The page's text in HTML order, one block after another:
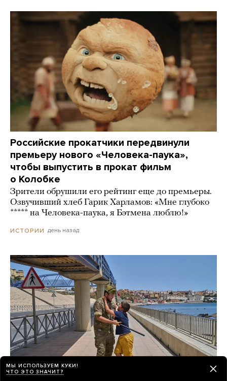
Российские прокатчики передвинули
премьеру нового «Человека-паука»,
чтобы выпустить в прокат фильм
о Колобке
Зрители обрушили его рейтинг еще до премьеры.
Озвучивший хлеб Гарик Харламов: «Мне глубоко
***** на Человека-паука, я Бэтмена люблю!»
ИСТОРИИ день назад
МЫ ИСПОЛЬЗУЕМ КУКИ!
ЧТО ЭТО ЗНАЧИТ?